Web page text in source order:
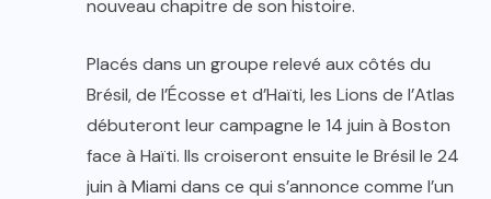
nouveau chapitre de son histoire.
Placés dans un groupe relevé aux côtés du
Brésil, de l’Écosse et d’Haïti, les Lions de l’Atlas
débuteront leur campagne le 14 juin à Boston
face à Haïti. Ils croiseront ensuite le Brésil le 24
juin à Miami dans ce qui s’annonce comme l’un